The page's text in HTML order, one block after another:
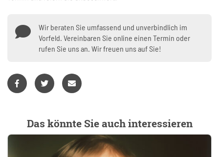
Wir beraten Sie umfassend und unverbindlich im
Vorfeld. Vereinbaren Sie online einen Termin oder
rufen Sie uns an. Wir freuen uns auf Sie!
Das könnte Sie auch interessieren